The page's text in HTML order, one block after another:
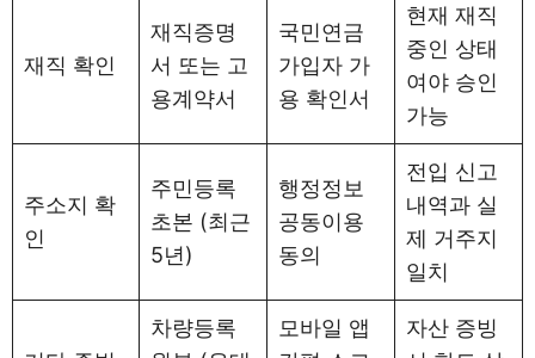
재직 확인
재직증명
서 또는 고
용계약서
국민연금
가입자 가
용 확인서
현재 재직
중인 상태
여야 승인
가능
주소지 확
인
주민등록
초본 (최근
5년)
행정정보
공동이용
동의
전입 신고
내역과 실
제 거주지
일치
차량등록
모바일 앱
자산 증빙